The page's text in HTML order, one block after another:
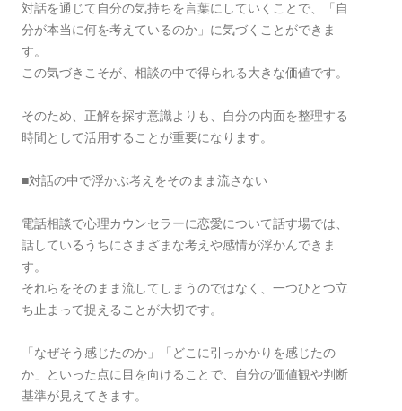
対話を通じて自分の気持ちを言葉にしていくことで、「自
分が本当に何を考えているのか」に気づくことができま
す。
この気づきこそが、相談の中で得られる大きな価値です。
そのため、正解を探す意識よりも、自分の内面を整理する
時間として活用することが重要になります。
■対話の中で浮かぶ考えをそのまま流さない
電話相談で心理カウンセラーに恋愛について話す場では、
話しているうちにさまざまな考えや感情が浮かんできま
す。
それらをそのまま流してしまうのではなく、一つひとつ立
ち止まって捉えることが大切です。
「なぜそう感じたのか」「どこに引っかかりを感じたの
か」といった点に目を向けることで、自分の価値観や判断
基準が見えてきます。